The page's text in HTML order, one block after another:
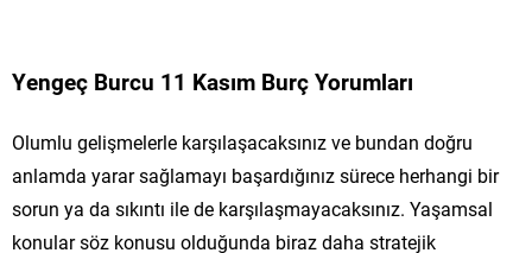
Yengeç Burcu 11 Kasım Burç Yorumları
Olumlu gelişmelerle karşılaşacaksınız ve bundan doğru
anlamda yarar sağlamayı başardığınız sürece herhangi bir
sorun ya da sıkıntı ile de karşılaşmayacaksınız. Yaşamsal
konular söz konusu olduğunda biraz daha stratejik